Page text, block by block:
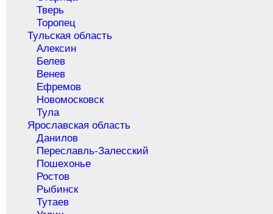
Тверь
Торопец
Тульская область
Алексин
Белев
Венев
Ефремов
Новомосковск
Тула
Ярославская область
Данилов
Переславль-Залесский
Пошехонье
Ростов
Рыбинск
Тутаев